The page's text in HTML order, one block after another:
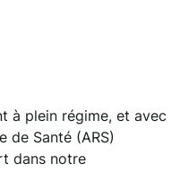
à plein régime, et avec
de Santé (ARS)
dans notre